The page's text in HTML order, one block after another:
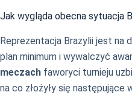
Jak wygląda obecna sytuacja
Reprezentacja Brazylii jest na
plan minimum i wywalczyć
meczach faworyci turnieju
na co złożyły się następujące